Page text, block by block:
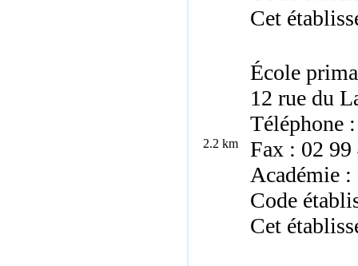
Cet
2.2 km
École
12 rue du
Téléphone
Fax : 02 99
Académie :
Code
Cet